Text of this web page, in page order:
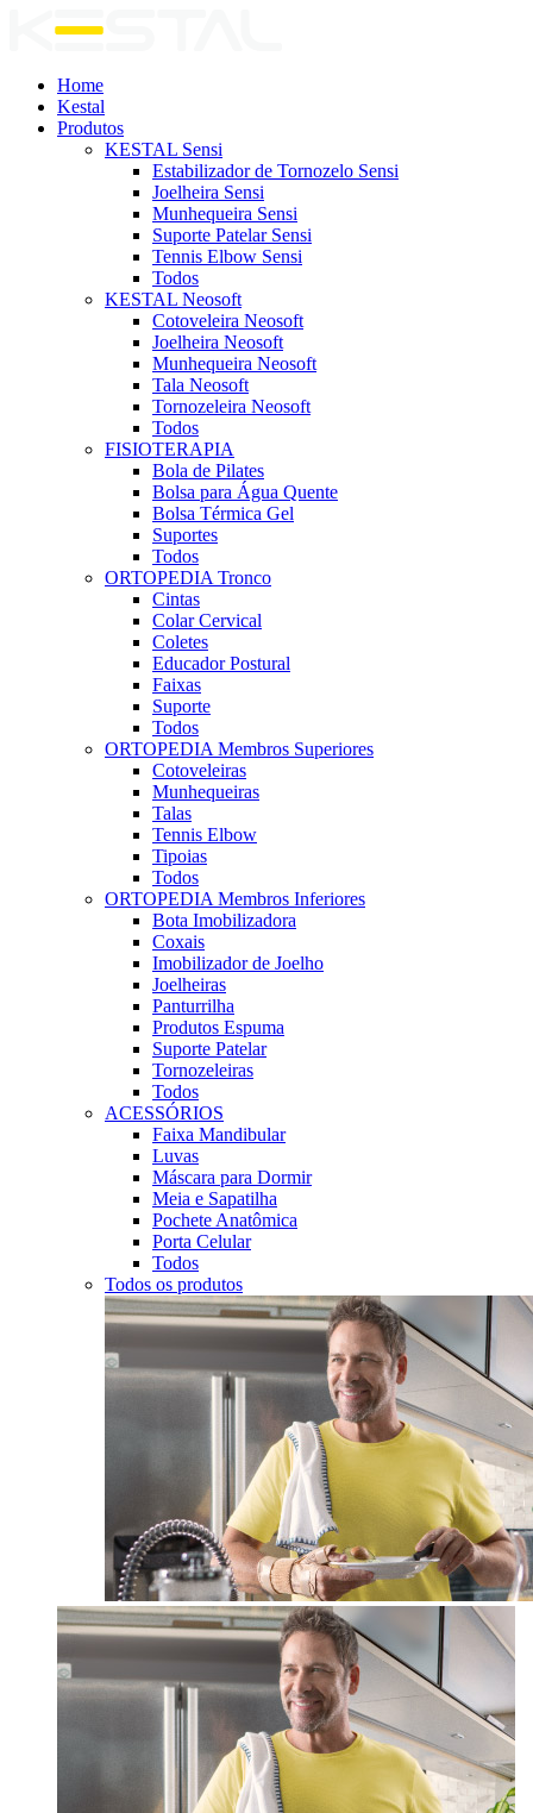
Home
Kestal
Produtos
KESTAL Sensi
Estabilizador de Tornozelo Sensi
Joelheira Sensi
Munhequeira Sensi
Suporte Patelar Sensi
Tennis Elbow Sensi
Todos
KESTAL Neosoft
Cotoveleira Neosoft
Joelheira Neosoft
Munhequeira Neosoft
Tala Neosoft
Tornozeleira Neosoft
Todos
FISIOTERAPIA
Bola de Pilates
Bolsa para Água Quente
Bolsa Térmica Gel
Suportes
Todos
ORTOPEDIA Tronco
Cintas
Colar Cervical
Coletes
Educador Postural
Faixas
Suporte
Todos
ORTOPEDIA Membros Superiores
Cotoveleiras
Munhequeiras
Talas
Tennis Elbow
Tipoias
Todos
ORTOPEDIA Membros Inferiores
Bota Imobilizadora
Coxais
Imobilizador de Joelho
Joelheiras
Panturrilha
Produtos Espuma
Suporte Patelar
Tornozeleiras
Todos
ACESSÓRIOS
Faixa Mandibular
Luvas
Máscara para Dormir
Meia e Sapatilha
Pochete Anatômica
Porta Celular
Todos
Todos os produtos